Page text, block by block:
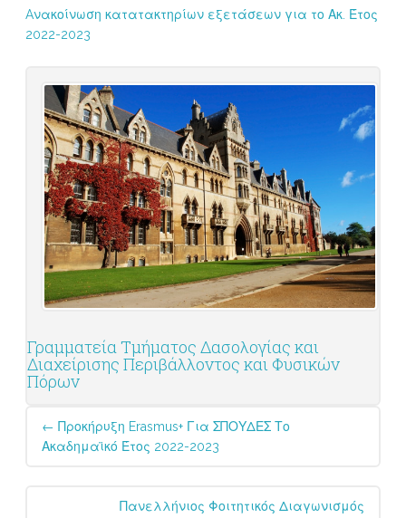
Aνακοίνωση κατατακτηρίων εξετάσεων για το Ακ. Έτος
2022-2023
Γραμματεία Τμήματος Δασολογίας και
Διαχείρισης Περιβάλλοντος και Φυσικών
Πόρων
Post
navigation
← Προκήρυξη Erasmus+ Για ΣΠΟΥΔΕΣ Το
Ακαδημαϊκό Έτος 2022-2023
Πανελλήνιος Φοιτητικός Διαγωνισμός